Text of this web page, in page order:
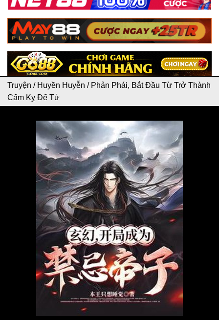
Truyện / Huyền Huyễn / Phản Phái, Bắt Đầu Từ Trở Thành
Cấm Kỵ Đế Tử